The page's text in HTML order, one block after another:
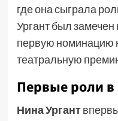
где она сыграла
Ургант был замечен
первую номинацию
театральную
Первые роли в
Нина Ургант